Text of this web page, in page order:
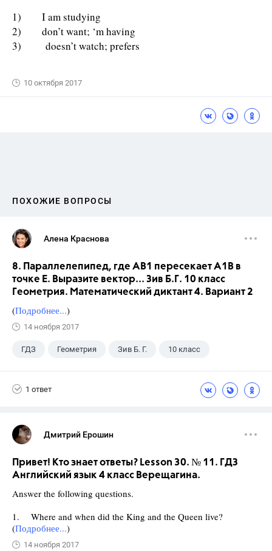
1) I am studying
2) don’t want; ‘m having
3) doesn’t watch; prefers
10 октября 2017
ПОХОЖИЕ ВОПРОСЫ
Алена Краснова
8. Параллелепипед, где АВ1 пересекает А1В в
точке Е. Выразите вектор... Зив Б.Г. 10 класс
Геометрия. Математический диктант 4. Вариант 2
(Подробнее...)
14 ноября 2017
ГДЗ Геометрия Зив Б. Г. 10 класс
1 ответ
Дмитрий Ерошин
Привет! Кто знает ответы? Lesson 30. № 11. ГДЗ
Английский язык 4 класс Верещагина.
Answer the following questions.
1. Where and when did the King and the Queen live?
(Подробнее...)
14 ноября 2017